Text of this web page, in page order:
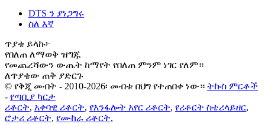
DTS ን ያነጋግሩ
ስለ እኛ
ጥያቄ ይላኩ፦
የበለጠ ለማወቅ ዝግጁ
የመጨረሻውን ውጤት ከማየት የበለጠ ምንም ነገር የለም።
ለጥያቄው ጠቅ ያድርጉ
© የቅጂ መብት - 2010-2026፡ መብቱ በህግ የተጠበቀ ነው። ትኩስ ምርቶች
- የጣቢያ ካርታ
ሪቶርት, አቀባዊ ሪቶርት, የእንፋሎት አየር ሪቶርት, የሪቶርት ስቴሪላይዘር,
ሮታሪ ሪቶርት, የሙከራ ሪቶርት,